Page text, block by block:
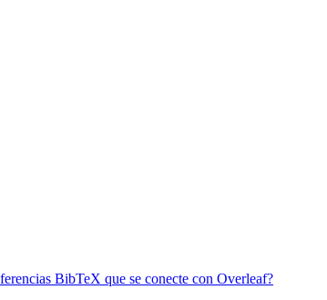
BibTeX que se conecte con Overleaf?